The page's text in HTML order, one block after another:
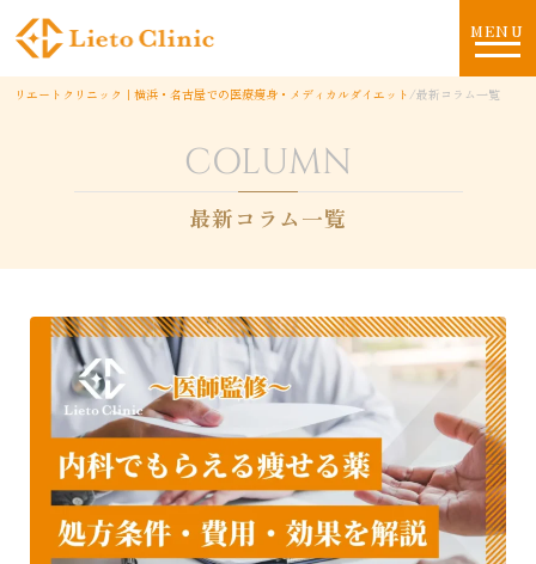
MENU
リエートクリニック｜横浜・名古屋での医療痩身・メディカルダイエット /最新コラム一覧
COLUMN
最新コラム一覧